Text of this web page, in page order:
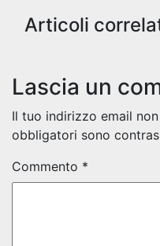
Articoli
Lascia un
Il tuo indirizzo email
obbligatori sono
Commento *